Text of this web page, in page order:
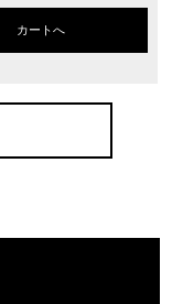
カートへ